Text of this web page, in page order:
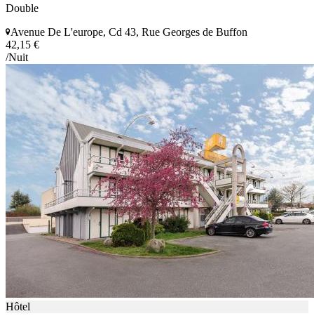
Double
Avenue De L'europe, Cd 43, Rue Georges de Buffon
42,15 €
/Nuit
Hôtel